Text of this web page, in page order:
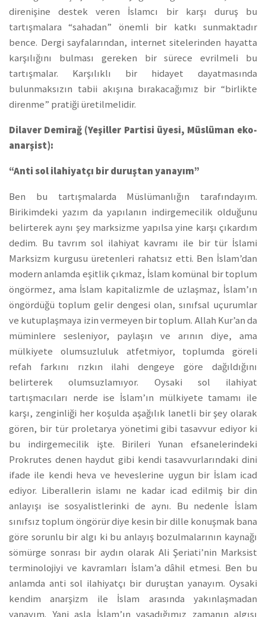
direnişine destek veren İslamcı bir karşı duruş bu
tartışmalara “sahadan” önemli bir katkı sunmaktadır
bence. Dergi sayfalarından, internet sitelerinden hayatta
karşılığını bulması gereken bir sürece evrilmeli bu
tartışmalar. Karşılıklı bir hidayet dayatmasında
bulunmaksızın tabii akışına bırakacağımız bir “birlikte
direnme” pratiği üretilmelidir.
Dilaver Demirağ (Yeşiller Partisi üyesi, Müslüman eko-
anarşist):
“Anti sol ilahiyatçı bir duruştan yanayım”
Ben bu tartışmalarda Müslümanlığın tarafındayım.
Birikimdeki yazım da yapılanın indirgemecilik olduğunu
belirterek aynı şey marksizme yapılsa yine karşı çıkardım
dedim. Bu tavrım sol ilahiyat kavramı ile bir tür İslami
Marksizm kurgusu üretenleri rahatsız etti. Ben İslam’dan
modern anlamda eşitlik çıkmaz, İslam komünal bir toplum
öngörmez, ama İslam kapitalizmle de uzlaşmaz, İslam’ın
öngördüğü toplum gelir dengesi olan, sınıfsal uçurumlar
ve kutuplaşmaya izin vermeyen bir toplum. Allah Kur’an da
müminlere sesleniyor, paylaşın ve arının diye, ama
mülkiyete olumsuzluluk atfetmiyor, toplumda göreli
refah farkını rızkın ilahi dengeye göre dağıldığını
belirterek olumsuzlamıyor. Oysaki sol ilahiyat
tartışmacıları nerde ise İslam’ın mülkiyete tamamı ile
karşı, zenginliği her koşulda aşağılık lanetli bir şey olarak
gören, bir tür proletarya yönetimi gibi tasavvur ediyor ki
bu indirgemecilik işte. Birileri Yunan efsanelerindeki
Prokrutes denen haydut gibi kendi tasavvurlarındaki dini
ifade ile kendi heva ve heveslerine uygun bir İslam icad
ediyor. Liberallerin islamı ne kadar icad edilmiş bir din
anlayışı ise sosyalistlerinki de aynı. Bu nedenle İslam
sınıfsız toplum öngörür diye kesin bir dille konuşmak bana
göre sorunlu bir algı ki bu anlayış bozulmalarının kaynağı
sömürge sonrası bir aydın olarak Ali Şeriati’nin Marksist
terminolojiyi ve kavramları İslam’a dâhil etmesi. Ben bu
anlamda anti sol ilahiyatçı bir duruştan yanayım. Oysaki
kendim anarşizm ile İslam arasında yakınlaşmadan
yanayım. Yani asla İslam’ın yaşadığımız zamanın algısı